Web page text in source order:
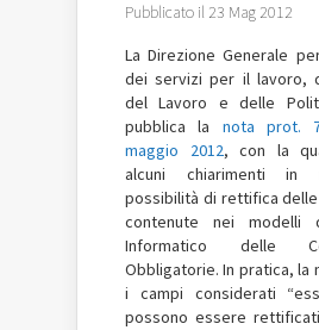
Pubblicato il 23 Mag 2012
La Direzione Generale
dei servizi per il lavoro,
del Lavoro e delle
pubblica la nota prot.
maggio 2012, con la
alcuni chiarimenti in
possibilità di rettifica
contenute nei modelli
Informatico delle
Obbligatorie. In pratica, la
i campi considerati
possono essere